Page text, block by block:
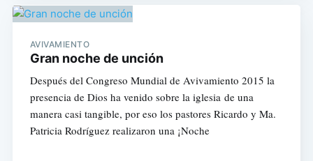
AVIVAMIENTO
Gran noche de unción
Después del Congreso Mundial de Avivamiento 2015 la
presencia de Dios ha venido sobre la iglesia de una
manera casi tangible, por eso los pastores Ricardo y Ma.
Patricia Rodríguez realizaron una ¡Noche